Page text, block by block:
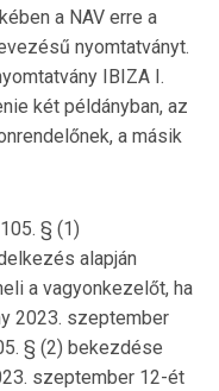
a NAV erre a
nyomtatványt.
IBIZA I.
két példányban, az
a másik
§ (1)
alapján
a vagyonkezelőt, ha
2023. szeptember
§ (2) bekezdése
szeptember 12-ét